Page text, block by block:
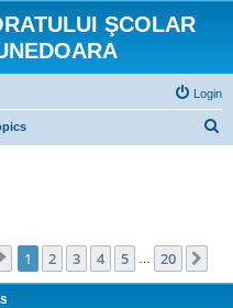
ŞCOLAR
Login
Page 1of 20
1 2 3 4 5 20